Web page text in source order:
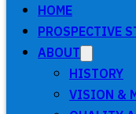
HOME
PROSPECTIVE
ABOUT
HISTORY
VISION &